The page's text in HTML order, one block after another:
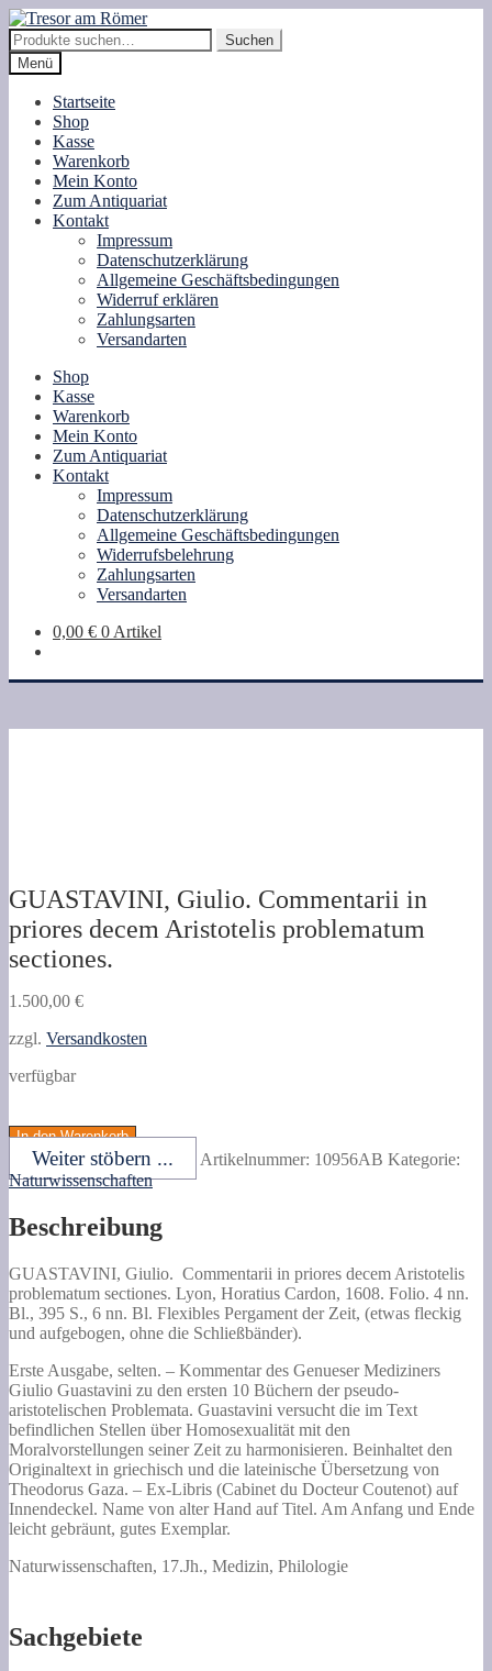
Zur
Navigation
springen
Zum
Inhalt
springen
Suche
nach:
Suchen
Menü
Startseite
Shop
Kasse
Warenkorb
Mein Konto
Zum Antiquariat
Kontakt
Impressum
Datenschutzerklärung
Allgemeine Geschäftsbedingungen
Widerruf erklären
Zahlungsarten
Versandarten
Shop
Kasse
Warenkorb
Mein Konto
Zum Antiquariat
Kontakt
Impressum
Datenschutzerklärung
Allgemeine Geschäftsbedingungen
Widerrufsbelehrung
Zahlungsarten
Versandarten
0,00 € 0 Artikel
GUASTAVINI, Giulio. Commentarii in
priores decem Aristotelis problematum
sectiones.
1.500,00 €
zzgl. Versandkosten
verfügbar
Giulio.
Commentarii
in
priores
Aristotelis
sectiones.
Menge
In den Warenkorb
Weiter stöbern ... Artikelnummer: 10956AB Kategorie:
Naturwissenschaften
Beschreibung
GUASTAVINI, Giulio. Commentarii in priores decem Aristotelis
problematum sectiones. Lyon, Horatius Cardon, 1608. Folio. 4 nn.
Bl., 395 S., 6 nn. Bl. Flexibles Pergament der Zeit, (etwas fleckig
und aufgebogen, ohne die Schließbänder).
Erste Ausgabe, selten. – Kommentar des Genueser Mediziners
Giulio Guastavini zu den ersten 10 Büchern der pseudo-
aristotelischen Problemata. Guastavini versucht die im Text
befindlichen Stellen über Homosexualität mit den
Moralvorstellungen seiner Zeit zu harmonisieren. Beinhaltet den
Originaltext in griechisch und die lateinische Übersetzung von
Theodorus Gaza. – Ex-Libris (Cabinet du Docteur Coutenot) auf
Innendeckel. Name von alter Hand auf Titel. Am Anfang und Ende
leicht gebräunt, gutes Exemplar.
Naturwissenschaften, 17.Jh., Medizin, Philologie
Sachgebiete